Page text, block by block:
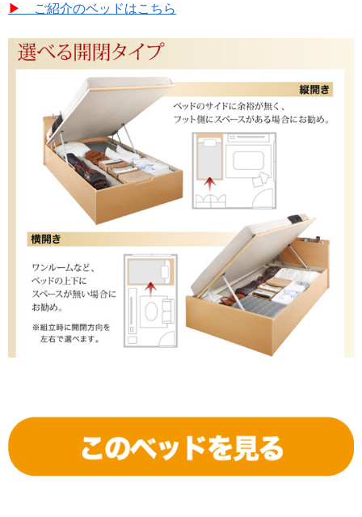
▶︎ ご紹介のベッドはこちら